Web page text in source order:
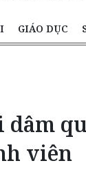
GIÁO DỤC
viên